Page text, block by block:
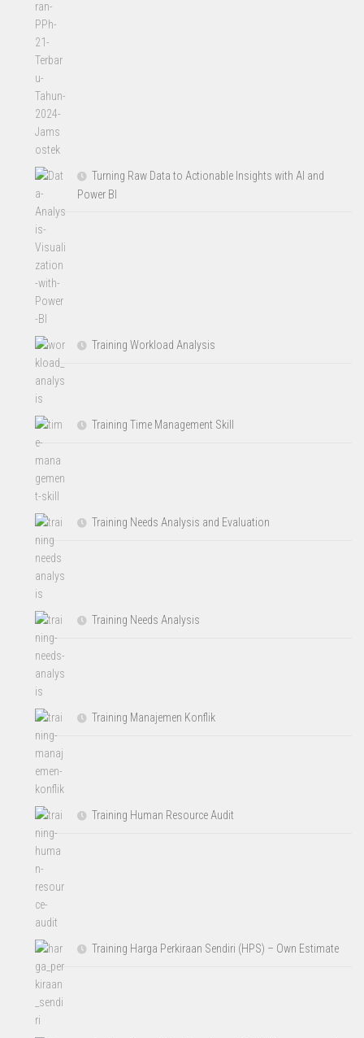
Turning Raw Data to Actionable Insights with AI and
Power BI
Training Workload Analysis
Training Time Management Skill
Training Needs Analysis and Evaluation
Training Needs Analysis
Training Manajemen Konflik
Training Human Resource Audit
Training Harga Perkiraan Sendiri (HPS) – Own Estimate